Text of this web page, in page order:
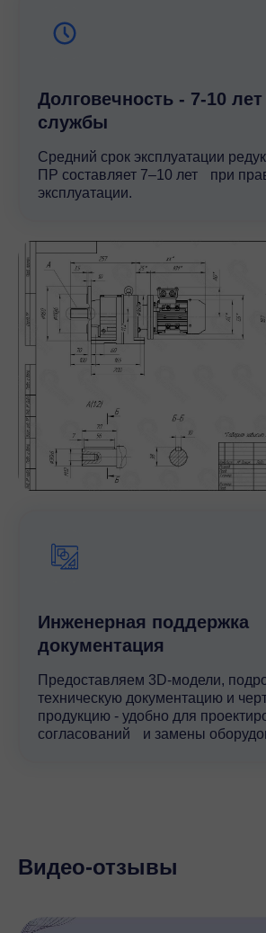
Долговечность - 7-10 лет
службы
Средний срок эксплуатации
ПР составляет 7–10 лет при
эксплуатации.
Инженерная поддержка
документация
Предоставляем 3D-модели,
техническую документацию и
продукцию - удобно для
согласований и замены
Видео-отзывы